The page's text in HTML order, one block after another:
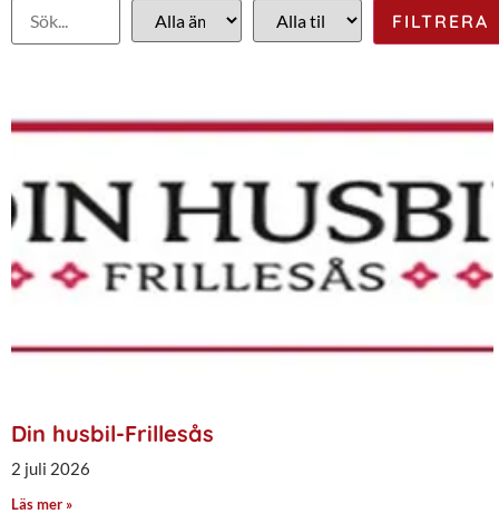
Din husbil-Frillesås
2 juli 2026
Läs mer »